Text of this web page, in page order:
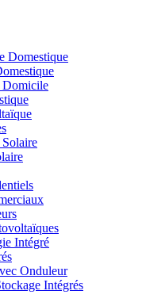
Domestique
Domicile
Intégré
Onduleur
Intégrés